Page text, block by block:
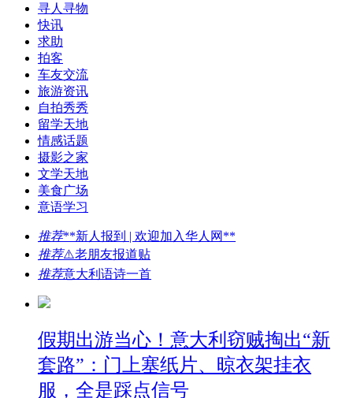
寻人寻物
快讯
求助
拍客
车友交流
旅游资讯
自拍秀秀
留学天地
情感话题
摄影之家
文学天地
美食广场
意语学习
推荐**新人报到 | 欢迎加入华人网**
推荐⚠️老朋友报道贴
推荐意大利语诗一首
假期出游当心！意大利窃贼掏出“新
套路”：门上塞纸片、晾衣架挂衣
服，全是踩点信号